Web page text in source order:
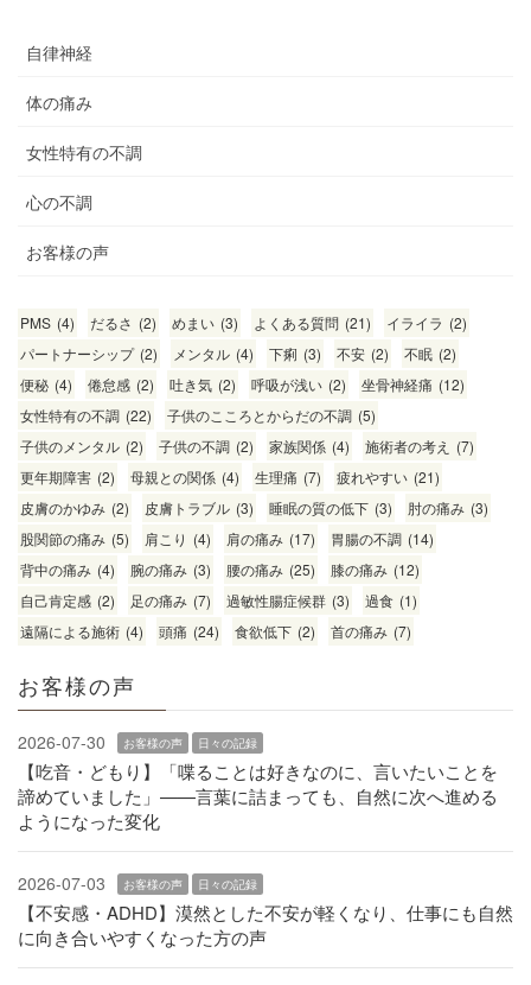
自律神経
体の痛み
女性特有の不調
心の不調
お客様の声
PMS (4) だるさ (2) めまい (3) よくある質問 (21) イライラ (2)
パートナーシップ (2) メンタル (4) 下痢 (3) 不安 (2) 不眠 (2)
便秘 (4) 倦怠感 (2) 吐き気 (2) 呼吸が浅い (2) 坐骨神経痛 (12)
女性特有の不調 (22) 子供のこころとからだの不調 (5)
子供のメンタル (2) 子供の不調 (2) 家族関係 (4) 施術者の考え (7)
更年期障害 (2) 母親との関係 (4) 生理痛 (7) 疲れやすい (21)
皮膚のかゆみ (2) 皮膚トラブル (3) 睡眠の質の低下 (3) 肘の痛み (3)
股関節の痛み (5) 肩こり (4) 肩の痛み (17) 胃腸の不調 (14)
背中の痛み (4) 腕の痛み (3) 腰の痛み (25) 膝の痛み (12)
自己肯定感 (2) 足の痛み (7) 過敏性腸症候群 (3) 過食 (1)
遠隔による施術 (4) 頭痛 (24) 食欲低下 (2) 首の痛み (7)
お客様の声
2026-07-30 お客様の声 日々の記録
【吃音・どもり】「喋ることは好きなのに、言いたいことを
諦めていました」——言葉に詰まっても、自然に次へ進める
ようになった変化
2026-07-03 お客様の声 日々の記録
【不安感・ADHD】漠然とした不安が軽くなり、仕事にも自然
に向き合いやすくなった方の声